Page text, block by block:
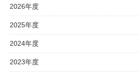
2026年度
2025年度
2024年度
2023年度